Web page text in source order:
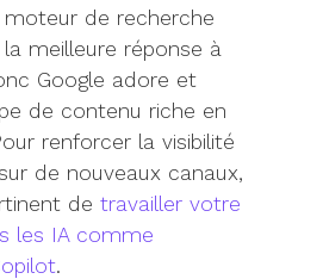
moteur de recherche
meilleure réponse à
Google adore et
de contenu riche en
renforcer la visibilité
de nouveaux canaux,
de travailler votre
les IA comme
.